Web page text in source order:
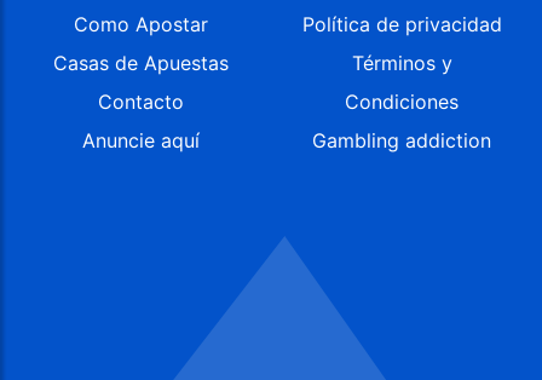
Como Apostar
Casas de Apuestas
Contacto
Anuncie aquí
Política de privacidad
Términos y
Condiciones
Gambling addiction